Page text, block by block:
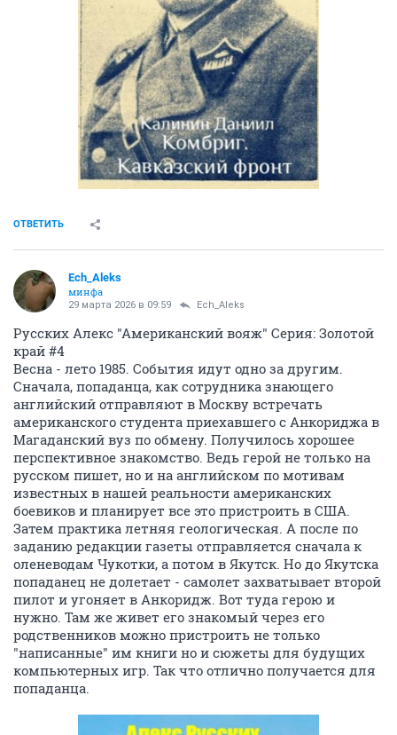
ОТВЕТИТЬ
Ech_Aleks
минфа
29 марта 2026 в 09:59 Ech_Aleks
Русских Алекс "Американский вояж" Серия: Золотой
край #4
Весна - лето 1985. События идут одно за другим.
Сначала, попаданца, как сотрудника знающего
английский отправляют в Москву встречать
американского студента приехавшего с Анкориджа в
Магаданский вуз по обмену. Получилось хорошее
перспективное знакомство. Ведь герой не только на
русском пишет, но и на английском по мотивам
известных в нашей реальности американских
боевиков и планирует все это пристроить в США.
Затем практика летняя геологическая. А после по
заданию редакции газеты отправляется сначала к
оленеводам Чукотки, а потом в Якутск. Но до Якутска
попаданец не долетает - самолет захватывает второй
пилот и угоняет в Анкоридж. Вот туда герою и
нужно. Там же живет его знакомый через его
родственников можно пристроить не только
"написанные" им книги но и сюжеты для будущих
компьютерных игр. Так что отлично получается для
попаданца.